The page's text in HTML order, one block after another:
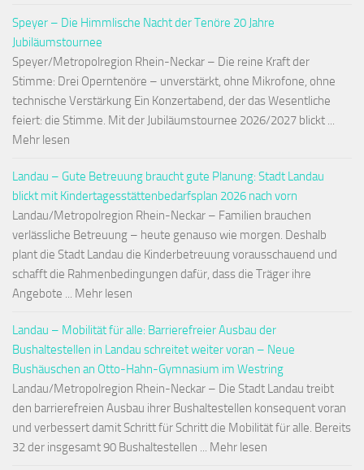
Speyer – Die Himmlische Nacht der Tenöre 20 Jahre
Jubiläumstournee
Speyer/Metropolregion Rhein-Neckar – Die reine Kraft der
Stimme: Drei Operntenöre – unverstärkt, ohne Mikrofone, ohne
technische Verstärkung Ein Konzertabend, der das Wesentliche
feiert: die Stimme. Mit der Jubiläumstournee 2026/2027 blickt ...
Mehr lesen
Landau – Gute Betreuung braucht gute Planung: Stadt Landau
blickt mit Kindertagesstättenbedarfsplan 2026 nach vorn
Landau/Metropolregion Rhein-Neckar – Familien brauchen
verlässliche Betreuung – heute genauso wie morgen. Deshalb
plant die Stadt Landau die Kinderbetreuung vorausschauend und
schafft die Rahmenbedingungen dafür, dass die Träger ihre
Angebote ... Mehr lesen
Landau – Mobilität für alle: Barrierefreier Ausbau der
Bushaltestellen in Landau schreitet weiter voran – Neue
Bushäuschen an Otto-Hahn-Gymnasium im Westring
Landau/Metropolregion Rhein-Neckar – Die Stadt Landau treibt
den barrierefreien Ausbau ihrer Bushaltestellen konsequent voran
und verbessert damit Schritt für Schritt die Mobilität für alle. Bereits
32 der insgesamt 90 Bushaltestellen ... Mehr lesen